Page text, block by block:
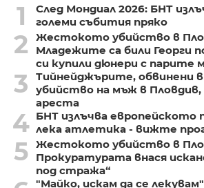
1
След Мондиал 2026: БНТ
големи събития пряко
2
Жестокото убийство в
Младежите са били Георги
си купили дюнери с парите
3
Тийнейджърите, обвинени
убийство на мъж в
ареста
4 БНТ излъчва европейското
лека атлетика - вижте
5 Жестокото убийство в
Прокуратурата внася
под стража“
"Майко, искам да се